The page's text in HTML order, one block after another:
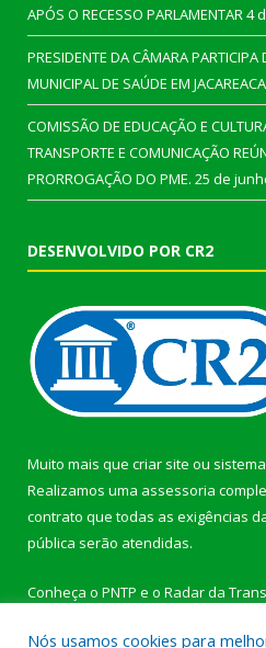
APÓS O RECESSO PARLAMENTAR4
PRESIDENTE DA CÂMARA PARTICIPA
MUNICIPAL DE SAÚDE EM
COMISSÃO DE EDUCAÇÃO E
TRANSPORTE E COMUNICAÇÃO
PRORROGAÇÃO DO PME. 25 de
DESENVOLVIDO POR CR2
Muito mais que criar site ou
Realizamos uma assessoria
contrato que todas as exigências
pública serão atendidas.
Conheça o PNTP e o Radar da
Nós usamos cookies para